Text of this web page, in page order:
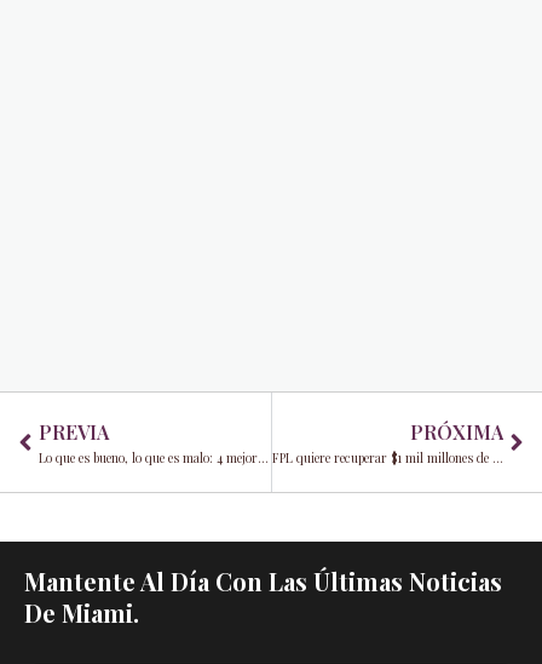
PREVIA
Lo que es bueno, lo que es malo: 4 mejores salones de comida en miami
PRÓXIMA
FPL quiere recuperar $1 mil millones de clientes estatales
Mantente Al Día Con Las Últimas Noticias
De Miami.